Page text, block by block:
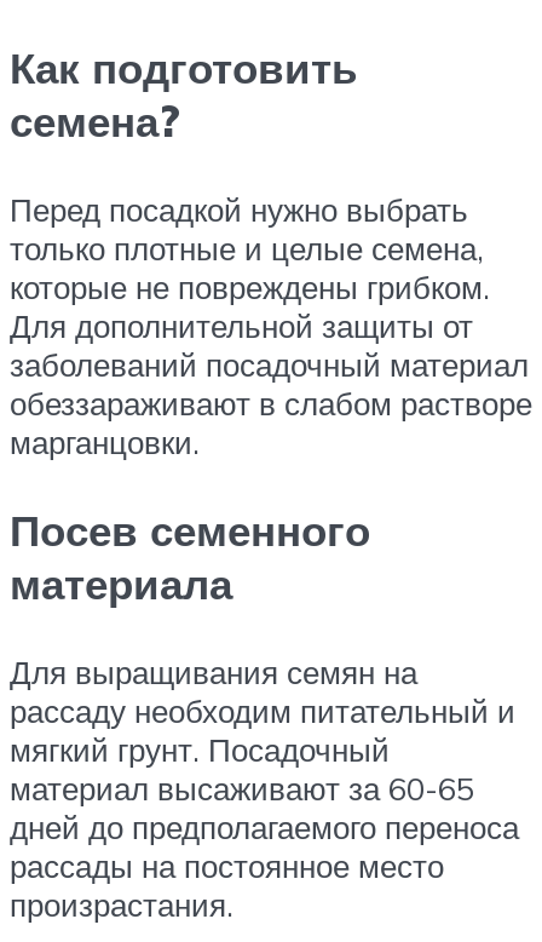
Как подготовить
семена?
Перед посадкой нужно выбрать
только плотные и целые семена,
которые не повреждены грибком.
Для дополнительной защиты от
заболеваний посадочный материал
обеззараживают в слабом растворе
марганцовки.
Посев семенного
материала
Для выращивания семян на
рассаду необходим питательный и
мягкий грунт. Посадочный
материал высаживают за 60-65
дней до предполагаемого переноса
рассады на постоянное место
произрастания.